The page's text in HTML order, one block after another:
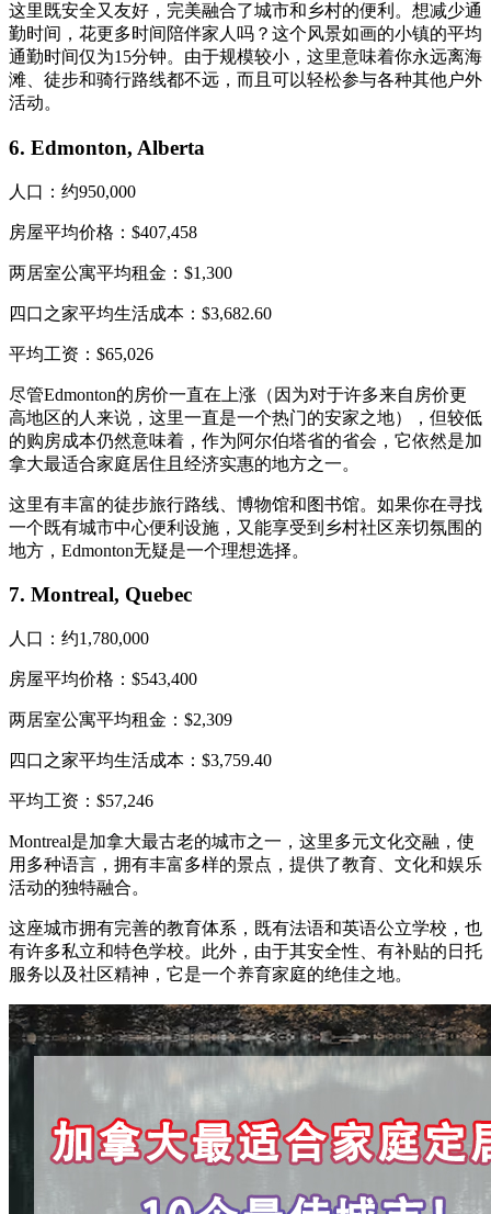
这里既安全又友好，完美融合了城市和乡村的便利。想减少通
勤时间，花更多时间陪伴家人吗？这个风景如画的小镇的平均
通勤时间仅为15分钟。由于规模较小，这里意味着你永远离海
滩、徒步和骑行路线都不远，而且可以轻松参与各种其他户外
活动。
6. Edmonton, Alberta
人口：约950,000
房屋平均价格：$407,458
两居室公寓平均租金：$1,300
四口之家平均生活成本：$3,682.60
平均工资：$65,026
尽管Edmonton的房价一直在上涨（因为对于许多来自房价更
高地区的人来说，这里一直是一个热门的安家之地），但较低
的购房成本仍然意味着，作为阿尔伯塔省的省会，它依然是加
拿大最适合家庭居住且经济实惠的地方之一。
这里有丰富的徒步旅行路线、博物馆和图书馆。如果你在寻找
一个既有城市中心便利设施，又能享受到乡村社区亲切氛围的
地方，Edmonton无疑是一个理想选择。
7. Montreal, Quebec
人口：约1,780,000
房屋平均价格：$543,400
两居室公寓平均租金：$2,309
四口之家平均生活成本：$3,759.40
平均工资：$57,246
Montreal是加拿大最古老的城市之一，这里多元文化交融，使
用多种语言，拥有丰富多样的景点，提供了教育、文化和娱乐
活动的独特融合。
这座城市拥有完善的教育体系，既有法语和英语公立学校，也
有许多私立和特色学校。此外，由于其安全性、有补贴的日托
服务以及社区精神，它是一个养育家庭的绝佳之地。